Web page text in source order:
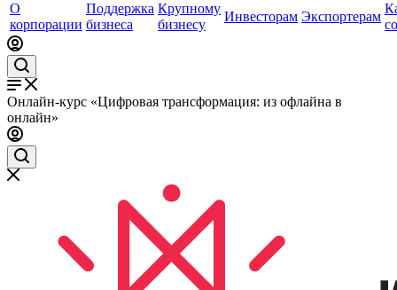
О
корпорации
Поддержка
бизнеса
Крупному
бизнесу
Инвесторам Экспортерам
Онлайн-курс «Цифровая трансформация: из офлайна в
онлайн»